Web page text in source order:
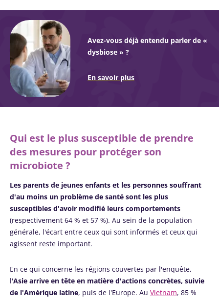
Avez-vous déjà entendu parler de «
dysbiose » ?
En savoir plus
Qui est le plus susceptible de prendre
des mesures pour protéger son
microbiote ?
Les parents de jeunes enfants et les personnes souffrant
d'au moins un problème de santé sont les plus
susceptibles d'avoir modifié leurs comportements
(respectivement 64 % et 57 %). Au sein de la population
générale, l'écart entre ceux qui sont informés et ceux qui
agissent reste important.
En ce qui concerne les régions couvertes par l'enquête,
l'Asie arrive en tête en matière d'actions concrètes, suivie
de l'Amérique latine, puis de l'Europe. Au Vietnam, 85 %